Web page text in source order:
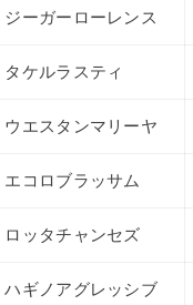
ジーガーローレンス
タケルラスティ
ウエスタンマリーヤ
エコロブラッサム
ロッタチャンセズ
ハギノアグレッシブ